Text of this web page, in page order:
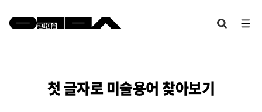
첫 글자로 미술용어 찾아보기